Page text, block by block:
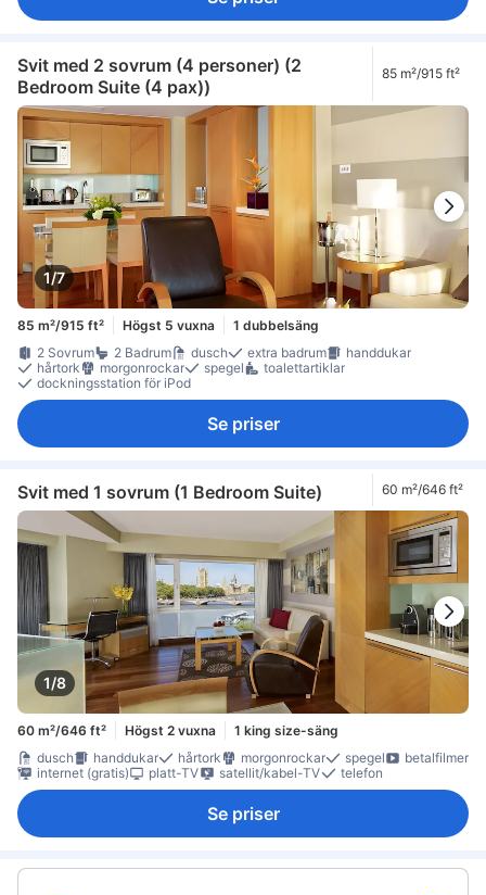
Svit med 2 sovrum (4 personer) (2
Bedroom Suite (4 pax))
85 m²/915 ft²
1/7
85 m²/915 ft² Högst 5 vuxna
1 dubbelsäng
2 Sovrum
2 Badrum dusch extra badrum
handdukar
hårtork
morgonrockar spegel
toalettartiklar
dockningsstation för iPod
Se priser
Svit med 1 sovrum (1 Bedroom Suite) 60 m²/646 ft²
1/8
60 m²/646 ft² Högst 2 vuxna
1 king size-säng
dusch
handdukar hårtork morgonrockar spegel
betalfilmer
internet (gratis)
platt-TV satellit/kabel-TV telefon
Se priser